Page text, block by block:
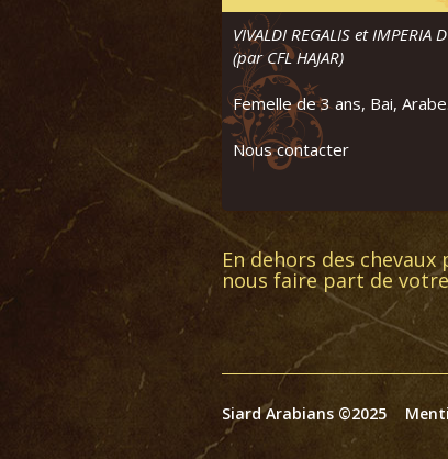
VIVALDI REGALIS et IMPERIA
(par CFL HAJAR)
Femelle de 3 ans, Bai, Arabe.
Nous contacter
En dehors des
nous faire part de
Siard Arabians ©2025